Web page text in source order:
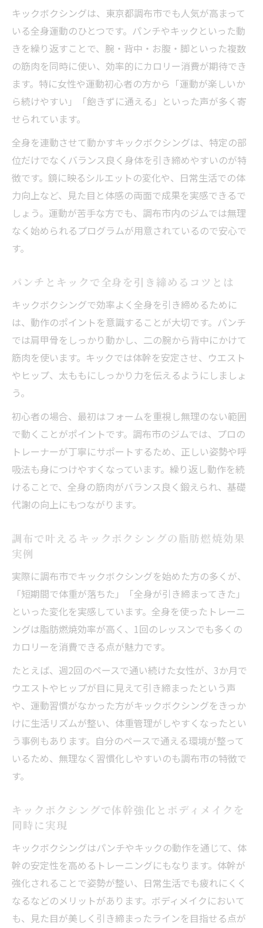
キックボクシングは、東京都調布市でも人気が高まって
いる全身運動のひとつです。パンチやキックといった動
きを繰り返すことで、腕・背中・お腹・脚といった複数
の筋肉を同時に使い、効率的にカロリー消費が期待でき
ます。特に女性や運動初心者の方から「運動が楽しいか
ら続けやすい」「飽きずに通える」といった声が多く寄
せられています。
全身を連動させて動かすキックボクシングは、特定の部
位だけでなくバランス良く身体を引き締めやすいのが特
徴です。鏡に映るシルエットの変化や、日常生活での体
力向上など、見た目と体感の両面で成果を実感できるで
しょう。運動が苦手な方でも、調布市内のジムでは無理
なく始められるプログラムが用意されているので安心で
す。
パンチとキックで全身を引き締めるコツとは
キックボクシングで効率よく全身を引き締めるために
は、動作のポイントを意識することが大切です。パンチ
では肩甲骨をしっかり動かし、二の腕から背中にかけて
筋肉を使います。キックでは体幹を安定させ、ウエスト
やヒップ、太ももにしっかり力を伝えるようにしましょ
う。
初心者の場合、最初はフォームを重視し無理のない範囲
で動くことがポイントです。調布市のジムでは、プロの
トレーナーが丁寧にサポートするため、正しい姿勢や呼
吸法も身につけやすくなっています。繰り返し動作を続
けることで、全身の筋肉がバランス良く鍛えられ、基礎
代謝の向上にもつながります。
調布で叶えるキックボクシングの脂肪燃焼効果
実例
実際に調布市でキックボクシングを始めた方の多くが、
「短期間で体重が落ちた」「全身が引き締まってきた」
といった変化を実感しています。全身を使ったトレーニ
ングは脂肪燃焼効率が高く、1回のレッスンでも多くの
カロリーを消費できる点が魅力です。
たとえば、週2回のペースで通い続けた女性が、3か月で
ウエストやヒップが目に見えて引き締まったという声
や、運動習慣がなかった方がキックボクシングをきっか
けに生活リズムが整い、体重管理がしやすくなったとい
う事例もあります。自分のペースで通える環境が整って
いるため、無理なく習慣化しやすいのも調布市の特徴で
す。
キックボクシングで体幹強化とボディメイクを
同時に実現
キックボクシングはパンチやキックの動作を通じて、体
幹の安定性を高めるトレーニングにもなります。体幹が
強化されることで姿勢が整い、日常生活でも疲れにくく
なるなどのメリットがあります。ボディメイクにおいて
も、見た目が美しく引き締まったラインを目指せる点が